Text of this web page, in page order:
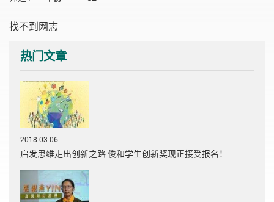
找不到网志
热门文章
2018-03-06
启发思维走出创新之路 俊和学生创新奖现正接受报名！